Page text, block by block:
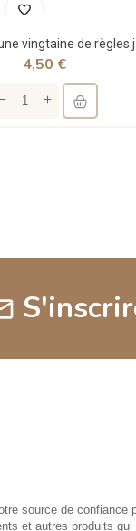
4,50 €
source de confiance
et autres produits qui